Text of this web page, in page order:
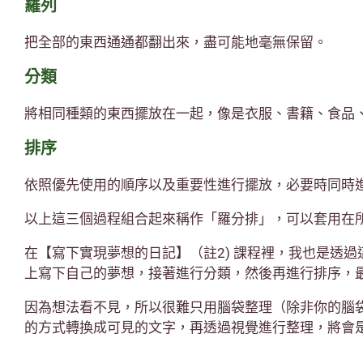
羅列
把全部的東西通通都翻出來，盡可能地毫無保留。
分類
將相同種類的東西擺放在一起，像是衣服、書籍、食
排序
依照優先使用的順序以及重要性進行擺放，必要時同時
以上這三個過程組合起來稱作「羅分排」，可以套用在
在【寫下實現夢想的日記】（註2) 課程裡，我也是透
上寫下自己的夢想，接著進行分類，然後再進行排序
因為想法看不見，所以很難只用腦袋整理（除非你的腦
的方式轉換成可見的文字，再透過視覺進行整理，將會